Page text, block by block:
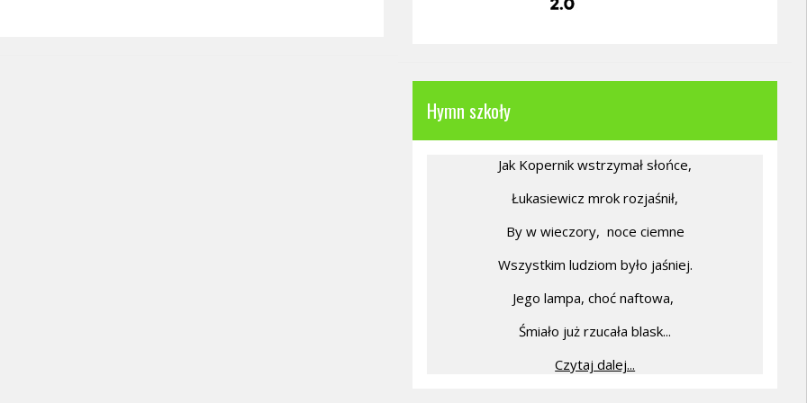
Hymn szkoły
Jak Kopernik wstrzymał słońce,
Łukasiewicz mrok rozjaśnił,
By w wieczory, noce ciemne
Wszystkim ludziom było jaśniej.
Jego lampa, choć naftowa,
Śmiało już rzucała blask...
Czytaj dalej...